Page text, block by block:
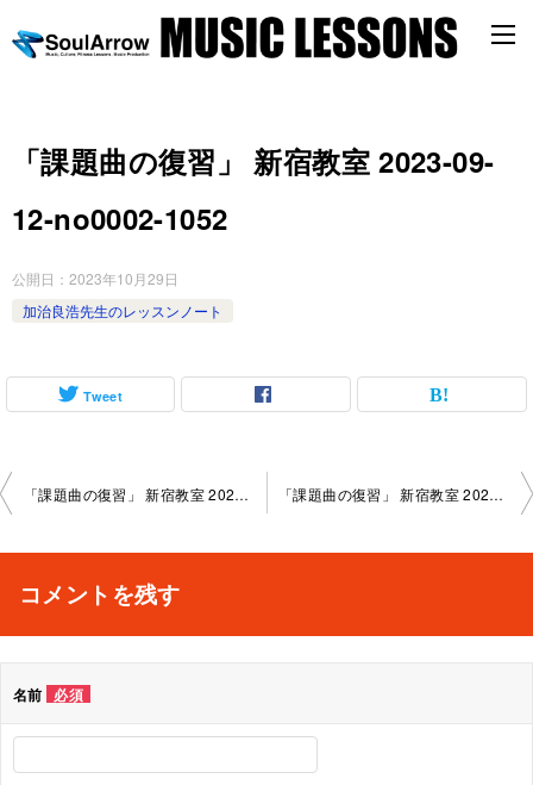
「課題曲の復習」 新宿教室 2023-09-
12-no0002-1052
公開日： 2023年10月29日
加治良浩先生のレッスンノート
Tweet
投
ビ
シ
「課題曲の復習」 新宿教室 2023-09-01-no0002-1004 「課題曲の復習」 新宿教室 2023-09-22-no0002-1004
コメントを残す
名前 必須